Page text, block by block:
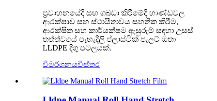
ප්‍රවාහනයේදී සහ ගබඩා කිරීමේදී භාණ්ඩවල
ආරක්ෂාව සහ ස්ථායීතාවය සහතික කිරීම,
ආරක්ෂිත සහ කාර්යක්ෂම ඇසුරුම් සඳහා උසස්
තත්ත්වයේ පැහැදිලි ප්ලාස්ටික් පැලට් ඔතා
LLDPE දිගු පටලයක්.
විමර්ශනයවිස්තර